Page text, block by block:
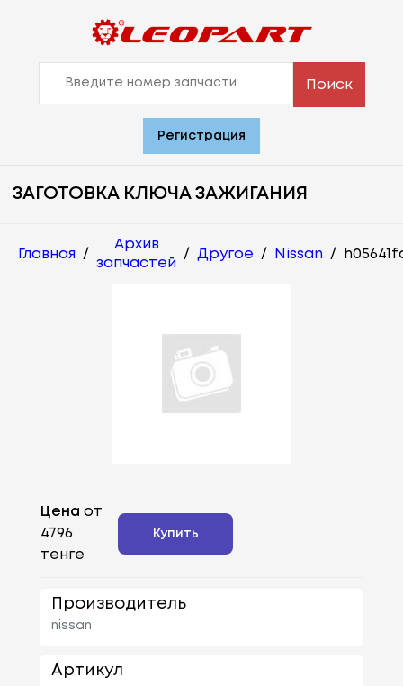
Поиск
Регистрация
ЗАГОТОВКА КЛЮЧА ЗАЖИГАНИЯ
Главная /
Архив
запчастей
/ Другое / Nissan /
Цена от
4796
тенге
Купить
Производитель
nissan
Артикул